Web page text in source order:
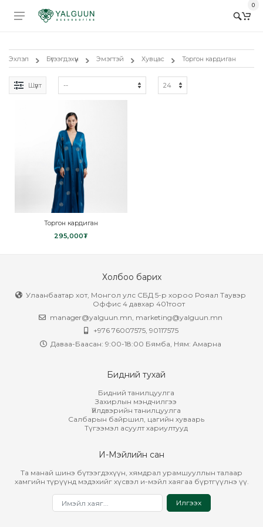
0
Эхлэл Бүтээгдэхүүн Эмэгтэй Хувцас Торгон кардиган
Шүүлт
Торгон кардиган
295,000₮
Холбоо барих
Улаанбаатар хот, Монгол улс СБД 5-р хороо Рояал Таувэр
Оффис 4 давхар 401тоот
manager@yalguun.mn marketing@yalguun.mn
+976 76007575, 90117575
Даваа-Баасан: 9:00-18:00 Бямба, Ням: Амарна
Бидний тухай
Бидний танилцуулга
Захирлын мэндчилгээ
Үйлдвэрийн танилцуулга
Салбарын байршил, цагийн хуваарь
Түгээмэл асуулт хариултууд
И-Мэйлийн сан
Та манай шинэ бүтээгдэхүүн, хямдрал урамшууллын талаар
хамгийн түрүүнд мэдэхийг хүсвэл и-мэйл хаягаа бүртгүүлнэ үү.
Илгээх